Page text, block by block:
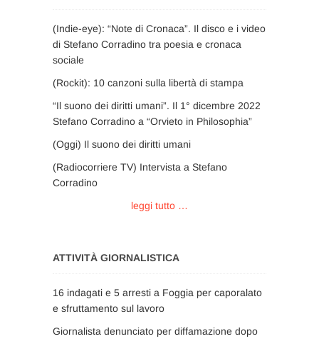
(Indie-eye): “Note di Cronaca”. Il disco e i video
di Stefano Corradino tra poesia e cronaca
sociale
(Rockit): 10 canzoni sulla libertà di stampa
“Il suono dei diritti umani”. Il 1° dicembre 2022
Stefano Corradino a “Orvieto in Philosophia”
(Oggi) Il suono dei diritti umani
(Radiocorriere TV) Intervista a Stefano
Corradino
leggi tutto …
ATTIVITÀ GIORNALISTICA
16 indagati e 5 arresti a Foggia per caporalato
e sfruttamento sul lavoro
Giornalista denunciato per diffamazione dopo